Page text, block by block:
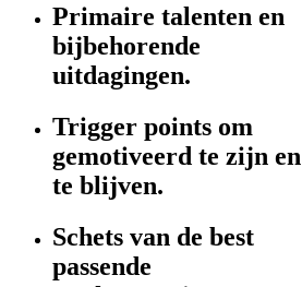
Primaire talenten en
bijbehorende
uitdagingen.
Trigger points om
gemotiveerd te zijn en
te blijven.
Schets van de best
passende